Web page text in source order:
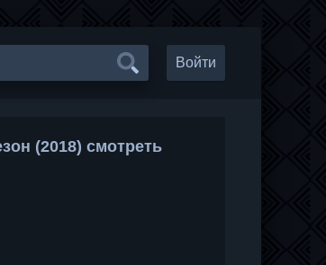
Войти
(2018) смотреть